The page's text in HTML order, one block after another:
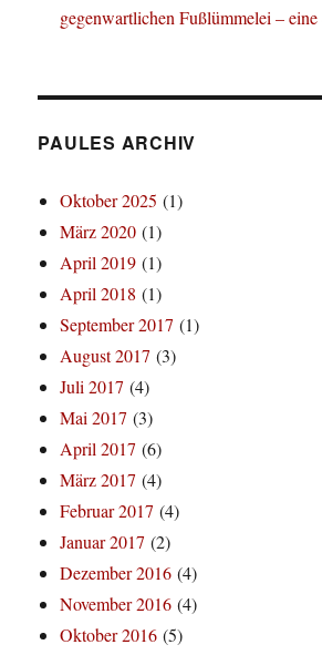
gegenwartlichen Fußlümmelei –
PAULES ARCHIV
Oktober 2025 (1)
März 2020 (1)
April 2019 (1)
April 2018 (1)
September 2017 (1)
August 2017 (3)
Juli 2017 (4)
Mai 2017 (3)
April 2017 (6)
März 2017 (4)
Februar 2017 (4)
Januar 2017 (2)
Dezember 2016 (4)
November 2016 (4)
Oktober 2016 (5)